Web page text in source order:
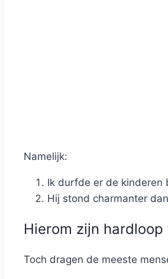
Namelijk:
Ik durfde er de kinderen
Hij stond charmanter
Hierom zijn
Toch dragen de meeste